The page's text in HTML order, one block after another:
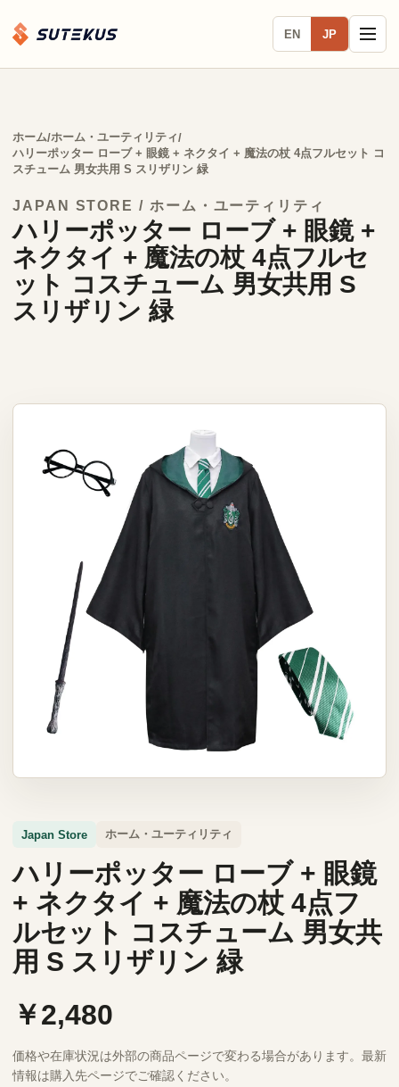
EN JP
ホーム/ホーム・ユーティリティ/
ハリーポッター ローブ + 眼鏡 + ネクタイ + 魔法の杖 4点フルセット コ
スチューム 男女共用 S スリザリン 緑
JAPAN STORE / ホーム・ユーティリティ
ハリーポッター ローブ + 眼鏡 +
ネクタイ + 魔法の杖 4点フルセ
ット コスチューム 男女共用 S
スリザリン 緑
Japan Store ホーム・ユーティリティ
ハリーポッター ローブ + 眼鏡
+ ネクタイ + 魔法の杖 4点フ
ルセット コスチューム 男女共
用 S スリザリン 緑
￥2,480
価格や在庫状況は外部の商品ページで変わる場合があります。最新
情報は購入先ページでご確認ください。